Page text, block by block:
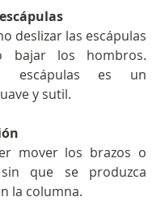
deslizar las escápulas
bajar los hombros.
escápulas es un
y sutil.
mover los brazos o
que se produzca
la columna.